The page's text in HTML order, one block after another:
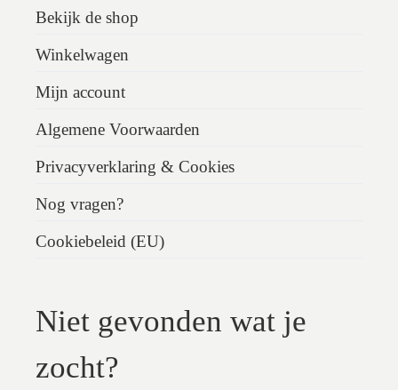
Bekijk de shop
Winkelwagen
Mijn account
Algemene Voorwaarden
Privacyverklaring & Cookies
Nog vragen?
Cookiebeleid (EU)
Niet gevonden wat je
zocht?